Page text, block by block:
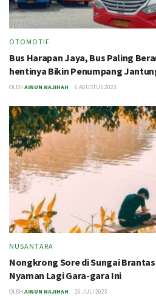
OTOMOTIF
Bus Harapan Jaya, Bus Paling
hentinya Bikin Penumpang
OLEH AINUN NAJIHAH 6 AGUSTUS 2023
NUSANTARA
Nongkrong Sore di Sungai
Nyaman Lagi Gara-gara Ini
OLEH AINUN NAJIHAH 26 JULI 2023